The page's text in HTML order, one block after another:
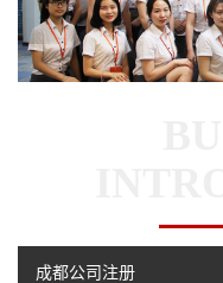
成都公司注册